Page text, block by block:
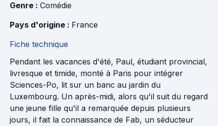
Genre : Comédie
Pays d'origine : France
Fiche technique
Pendant les vacances d'été, Paul, étudiant provincial,
livresque et timide, monté à Paris pour intégrer
Sciences-Po, lit sur un banc au jardin du
Luxembourg. Un après-midi, alors qu'il suit du regard
une jeune fille qu'il a remarquée depuis plusieurs
jours, il fait la connaissance de Fab, un séducteur